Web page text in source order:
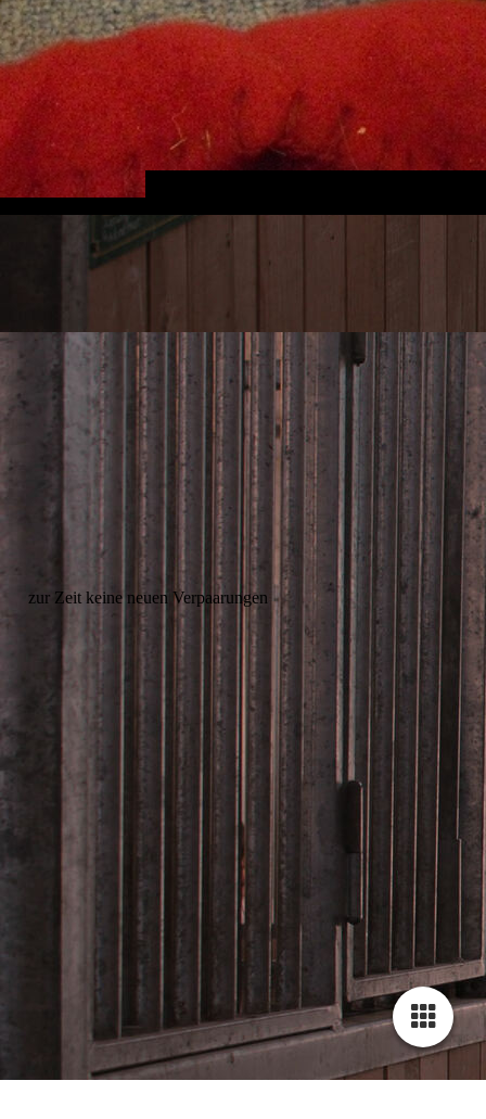
zur Zeit keine neuen Verpaarungen